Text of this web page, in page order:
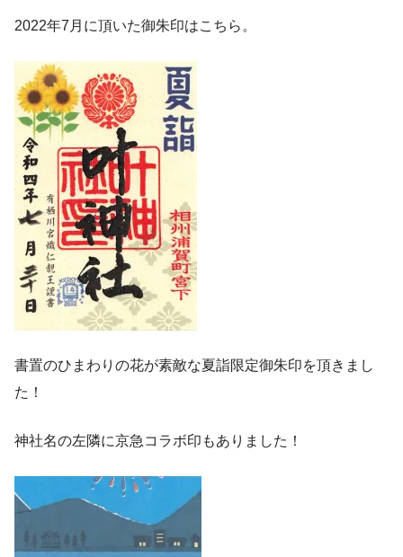
2022年7月に頂いた御朱印はこちら。
書置のひまわりの花が素敵な夏詣限定御朱印を頂きまし
た！
神社名の左隣に京急コラボ印もありました！